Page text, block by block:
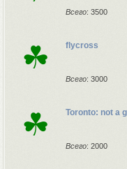
Всего: 3500
☘ flycross
Всего: 3000
☘ Toronto: not a
Всего: 2000